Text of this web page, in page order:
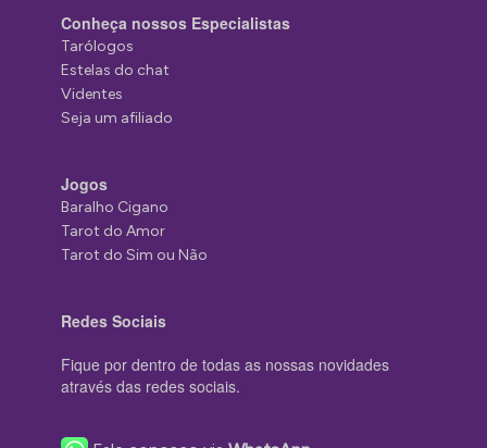
Conheça nossos Especialistas
Tarólogos
Estelas do chat
Videntes
Seja um afiliado
Jogos
Baralho Cigano
Tarot do Amor
Tarot do Sim ou Não
Redes Sociais
Fique por dentro de todas as nossas novidades
através das redes sociais.